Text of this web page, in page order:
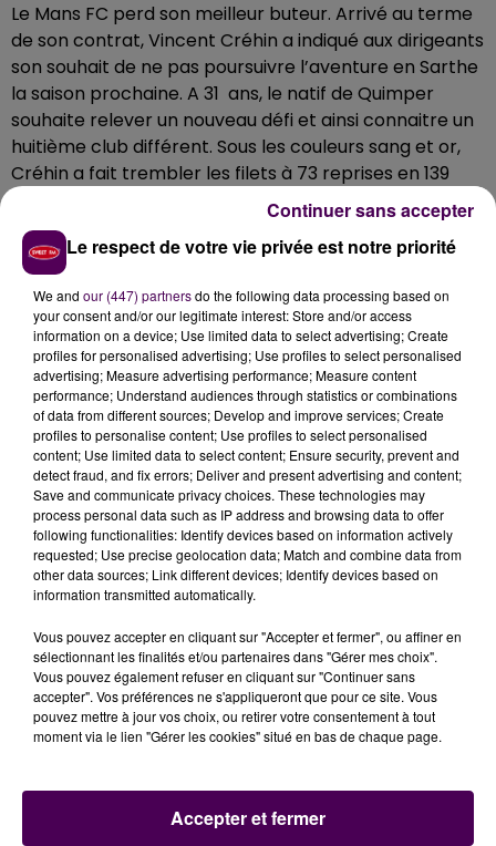
Le Mans FC perd son meilleur buteur. Arrivé au terme
de son contrat, Vincent Créhin a indiqué aux dirigeants
son souhait de ne pas poursuivre l’aventure en Sarthe
la saison prochaine. A 31 ans, le natif de Quimper
souhaite relever un nouveau défi et ainsi connaitre un
huitième club différent. Sous les couleurs sang et or,
Créhin a fait trembler les filets à 73 reprises en 139
apparitions. Il détient également un autre record, celui
du nombre de matchs joués au MMArena : 65 au total.
Dans un communiqué, le président du Mans FC, Thierry
Gomez, tient à
ancien protégé tout en promettant de lui organiser la
sortie"qu’il mérite"au MMArena, lorsque la situation
sanitaire le permettra.
Golazo 1 !#MerciVincent #AllezLEMANSFC❤�x:
pic.twitter.com/A2j9I3gabw
— LE MANS FC (@LEMANSFC)June 12, 2020
À LA UNE
7 août 2026
Gagnez vos pass pour le V and B Fest' 2026 !
Le respect de votre vie privée est notre priorité
We and our (447) partnersdo the following data processing based on
your consent and/or our legitimate interest: Store and/or access
information on a device; Use limited data to select advertising; Create
profiles for personalised advertising; Use profiles to select personalised
advertising; Measure advertising performance; Measure content
performance; Understand audiences through statistics or combinations
of data from different sources; Develop and improve services; Create
profiles to personalise content; Use profiles to select personalised
content; Use limited data to select content; Ensure security, prevent and
detect fraud, and fix errors; Deliver and present advertising and content;
Save and communicate privacy choices. These technologies may
process personal data such as IP address and browsing data to offer
following functionalities: Identify devices based on information actively
requested; Use precise geolocation data; Match and combine data from
other data sources; Link different devices; Identify devices based on
information transmitted automatically.
Vous pouvez accepter en cliquant sur "Accepter et fermer", ou affiner en
sélectionnant les finalités et/ou partenaires dans "Gérer mes choix".
Vous pouvez également refuser en cliquant sur "Continuer sans
accepter". Vos préférences ne s'appliqueront que pour ce site. Vous
pouvez mettre à jour vos choix, ou retirer votre consentement à tout
moment via le lien "Gérer les cookies" situé en bas de chaque page.
Accepter et fermer
Continuer sans accepter